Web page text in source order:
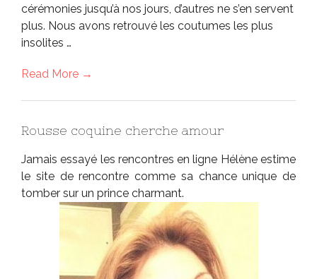
cérémonies jusqu’à nos jours, d’autres ne s’en servent
plus. Nous avons retrouvé les coutumes les plus
insolites …
Read More →
Rousse coquine cherche amour
Jamais essayé les rencontres en ligne Hélène estime
le site de rencontre comme sa chance unique de
tomber sur un prince charmant.